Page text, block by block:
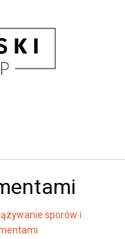
sporów i